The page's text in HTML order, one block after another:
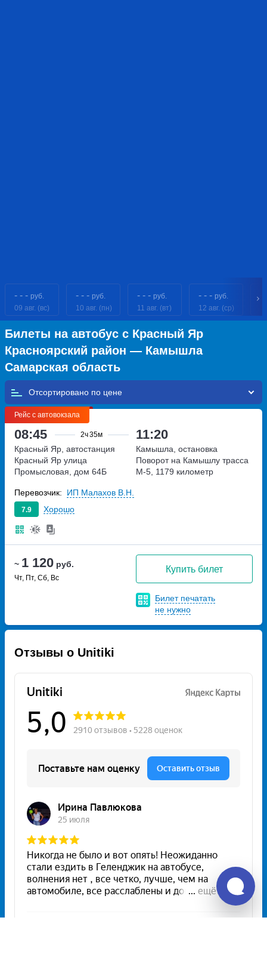
- - - руб.
09 авг. (вс)
- - - руб.
10 авг. (пн)
- - - руб.
11 авг. (вт)
- - - руб.
12 авг. (ср)
Билеты на автобус с Красный Яр
Красноярский район — Камышла
Самарская область
Отсортировано по
Рейс с автовокзала
08:45 2ч35м 11:20
~ 1 120 руб.
Чт, Пт, Сб, Вс
Купить билет
Билет печатать
не нужно
Красный Яр, автостанция
Красный Яр улица
Промысловая, дом 64Б
Камышла, остановка
Поворот на Камышлу трасса
М-5, 1179 километр
7.9 Хорошо
Перевозчик: ИП Малахов В.Н.
Отзывы о Unitiki